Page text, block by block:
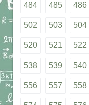
484 485 486
502 503 504
520 521 522
538 539 540
556 557 558